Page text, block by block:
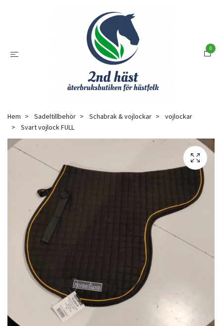
0
Hem Sadeltillbehör Schabrak & vojlockar
vojlockar
Svart vojlock FULL